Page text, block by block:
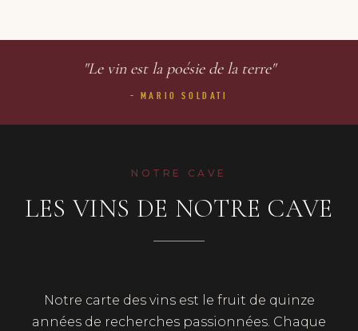
"Le vin est la poésie de la terre"
- MARIO SOLDATI
NOTRE CAVE
LES VINS DE NOTRE CAVE
Notre carte des vins est le fruit de quinze
années de recherches passionnées. Chaque